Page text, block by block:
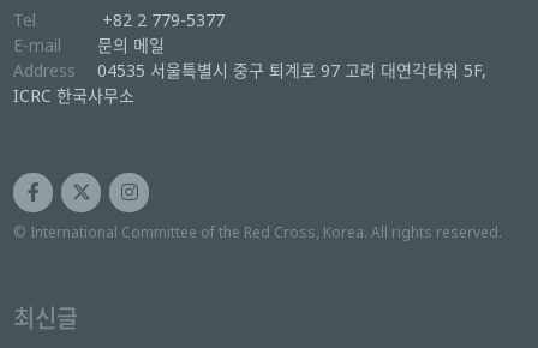
Tel
+82 2 779-5377
E-mail
문의 메일
Address
04535 서울특별시 중구 퇴계로 97 고려 대연각타워 5F,
ICRC 한국사무소
© International Committee of the Red Cross, Korea. All rights reserved.
최신글